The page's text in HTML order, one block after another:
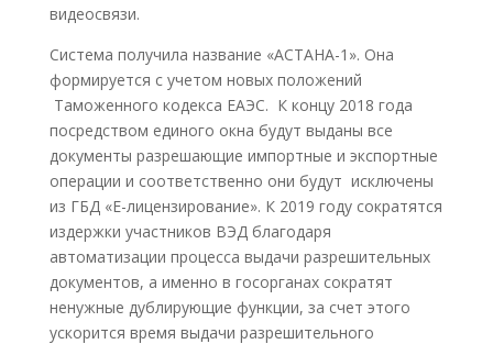
видеосвязи.
Система получила название «АСТАНА-1». Она
формируется с учетом новых положений
Таможенного кодекса ЕАЭС. К концу 2018 года
посредством единого окна будут выданы все
документы разрешающие импортные и экспортные
операции и соответственно они будут исключены
из ГБД «Е-лицензирование». К 2019 году сократятся
издержки участников ВЭД благодаря
автоматизации процесса выдачи разрешительных
документов, а именно в госорганах сократят
ненужные дублирующие функции, за счет этого
ускорится время выдачи разрешительного